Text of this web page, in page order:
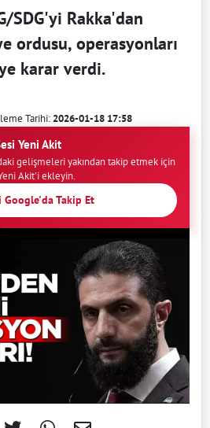
SDG'yi Rakka'dan
ordusu, operasyonları
karar verdi.
Tarihi:2026-01-18 17:58
Yeni Akit
gelişmeleri yakından takip etmek için
Akit'i ekleyin.
Google'da Takip Et